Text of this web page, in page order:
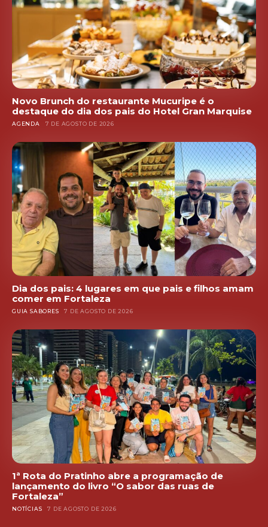
Novo Brunch do restaurante Mucuripe é o
destaque do dia dos pais do Hotel Gran Marquise
AGENDA 7 DE AGOSTO DE 2026
Dia dos pais: 4 lugares em que pais e filhos amam
comer em Fortaleza
GUIA SABORES 7 DE AGOSTO DE 2026
1ª Rota do Pratinho abre a programação de
lançamento do livro “O sabor das ruas de
Fortaleza”
NOTÍCIAS 7 DE AGOSTO DE 2026